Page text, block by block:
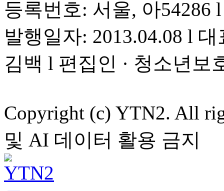
등록번호: 서울, 아54286
발행일자: 2013.04.08 l
김백 l 편집인 · 청소년보
Copyright (c) YTN2. All
및 AI 데이터 활용 금지